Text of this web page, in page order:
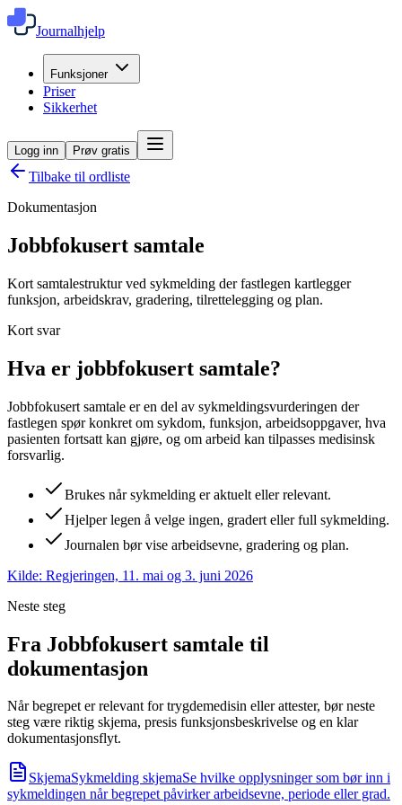
Journalhjelp
Funksjoner
Priser
Sikkerhet
Logg inn Prøv gratis
Tilbake til ordliste
Dokumentasjon
Jobbfokusert samtale
Kort samtalestruktur ved sykmelding der fastlegen kartlegger
funksjon, arbeidskrav, gradering, tilrettelegging og plan.
Kort svar
Hva er jobbfokusert samtale?
Jobbfokusert samtale er en del av sykmeldingsvurderingen der
fastlegen spør konkret om sykdom, funksjon, arbeidsoppgaver, hva
pasienten fortsatt kan gjøre, og om arbeid kan tilpasses medisinsk
forsvarlig.
Brukes når sykmelding er aktuelt eller relevant.
Hjelper legen å velge ingen, gradert eller full sykmelding.
Journalen bør vise arbeidsevne, gradering og plan.
Kilde: Regjeringen, 11. mai og 3. juni 2026
Neste steg
Fra Jobbfokusert samtale til
dokumentasjon
Når begrepet er relevant for trygdemedisin eller attester, bør neste
steg være riktig skjema, presis funksjonsbeskrivelse og en klar
dokumentasjonsflyt.
SkjemaSykmelding skjemaSe hvilke opplysninger som bør inn i
sykmeldingen når begrepet påvirker arbeidsevne, periode eller grad.